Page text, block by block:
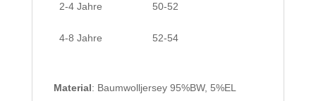
2-4 Jahre 50-52
4-8 Jahre 52-54
Material: Baumwolljersey 95%BW, 5%EL